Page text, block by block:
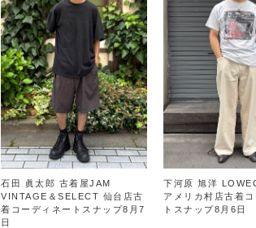
石田 眞太郎 古着屋JAM
VINTAGE＆SELECT 仙台店古
着コーディネートスナップ8月7
日
下河原 旭洋
アメリカ村店古着
トスナップ8月6日